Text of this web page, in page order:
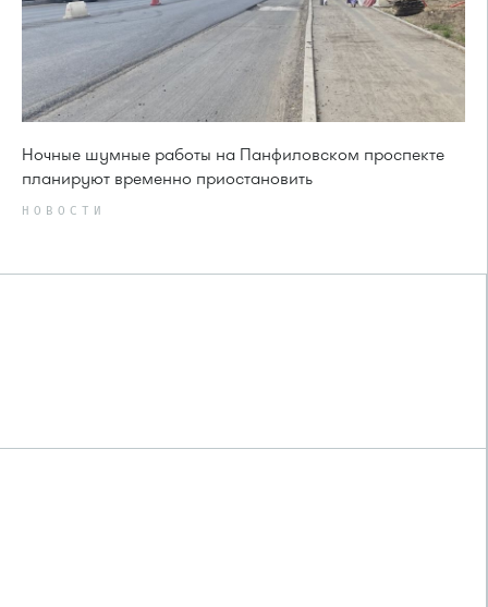
Ночные шумные работы на Панфиловском проспекте
планируют временно приостановить
НОВОСТИ